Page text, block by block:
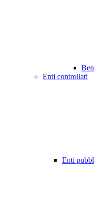
Enti controllati
Enti